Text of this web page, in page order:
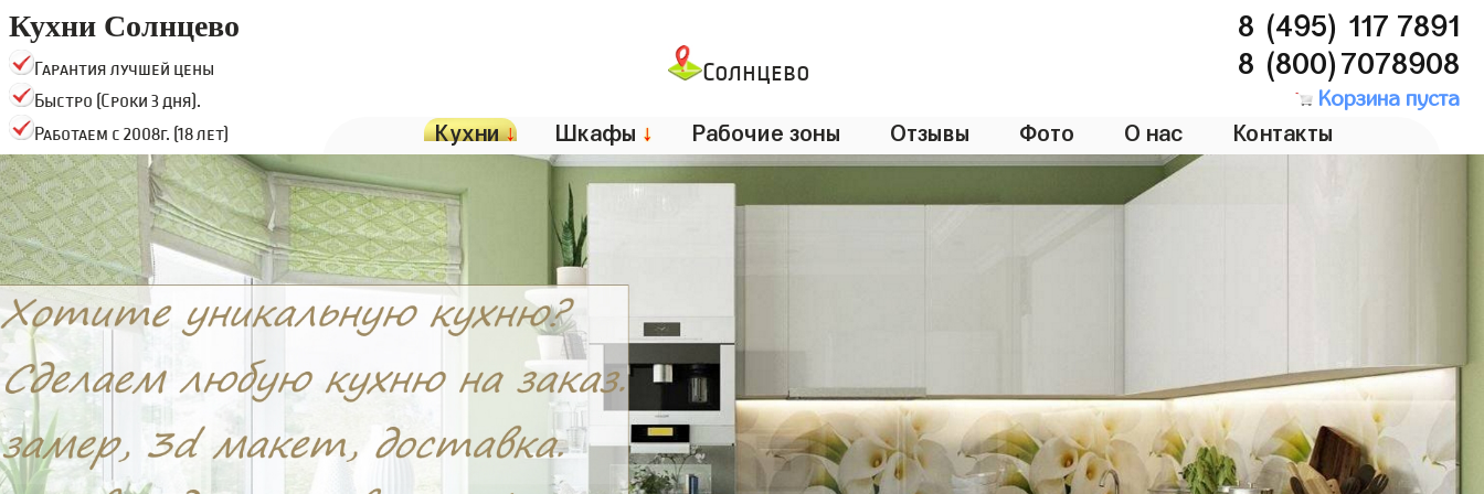
Кухни Солнцево
Гарантия лучшей цены
Быстро (Сроки 3 дня).
Работаем с 2008г. (18 лет)
Солнцево
8 (495) 117 7891
8 (800)7078908
Корзина пуста
Кухни↓ Шкафы ↓ Рабочие зоны Отзывы Фото О нас Контакты